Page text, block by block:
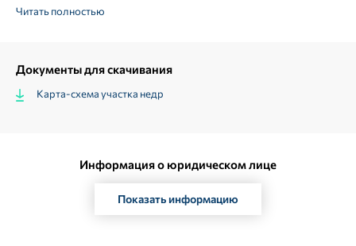
Читать полностью
Документы для скачивания
Карта-схема участка недр
Информация о юридическом лице
Показать информацию